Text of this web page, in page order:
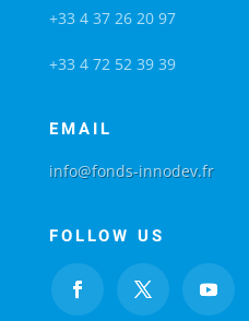
+33 4 37 26 20 97
+33 4 72 52 39 39
EMAIL
info@fonds-innodev.fr
FOLLOW US